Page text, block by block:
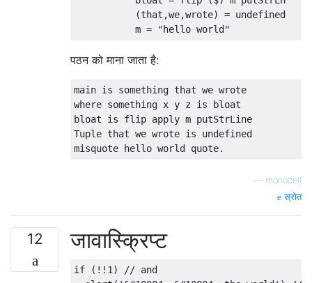
(that ,we,wrote) = undefined
           m
= "hello world"
पठन को माना जाता है:
main is something that we wrote
where something x y z is bloat
bloat is flip apply m putStrLine
Tuple that we wrote is undefined
monocell
स्रोत
12 जावास्क्रिप्ट
if (!! 1 )
// and